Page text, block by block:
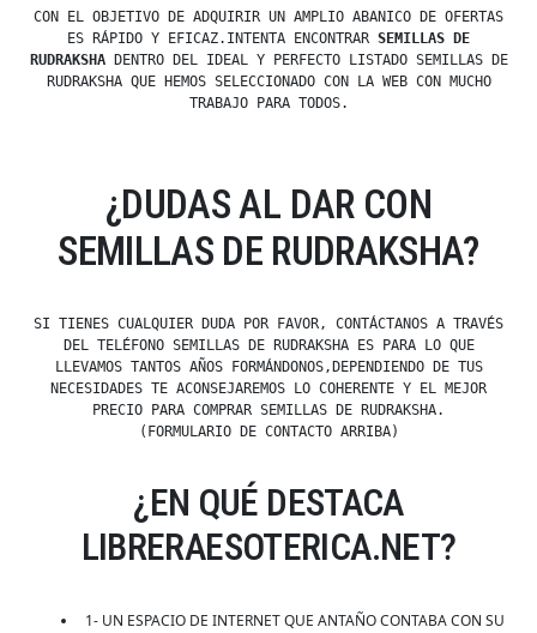
CON EL OBJETIVO DE ADQUIRIR UN AMPLIO ABANICO DE OFERTAS
ES RÁPIDO Y EFICAZ.INTENTA ENCONTRAR SEMILLAS DE
RUDRAKSHADENTRO DEL IDEAL Y PERFECTO LISTADO SEMILLAS DE
RUDRAKSHA QUE HEMOS SELECCIONADO CON LA WEB CON MUCHO
TRABAJO PARA TODOS.
¿DUDAS AL DAR CON
SEMILLAS DE RUDRAKSHA?
SI TIENES CUALQUIER DUDA POR FAVOR, CONTÁCTANOS A TRAVÉS
DEL TELÉFONO SEMILLAS DE RUDRAKSHA ES PARA LO QUE
LLEVAMOS TANTOS AÑOS FORMÁNDONOS,DEPENDIENDO DE TUS
NECESIDADES TE ACONSEJAREMOS LO COHERENTE Y EL MEJOR
PRECIO PARA COMPRAR SEMILLAS DE RUDRAKSHA.
(FORMULARIO DE CONTACTO ARRIBA)
¿EN QUÉ DESTACA
LIBRERAESOTERICA.NET?
1- UN ESPACIO DE INTERNET QUE ANTAÑO CONTABA CON SU